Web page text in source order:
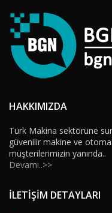
HAKKIMIZDA
Türk Makina sektörüne
güvenilir makine ve
müşterilerimizin yanında..
Devamı..>>
İLETİŞİM DETAYLARI